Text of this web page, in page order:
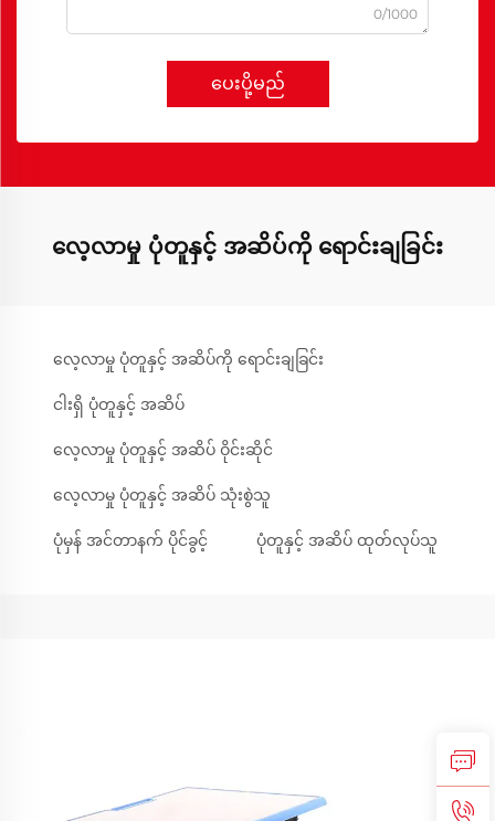
0/1000
ပေးပို့မည်
လေ့လာမှု ပုံတူနှင့် အဆိပ်ကို ရောင်းချခြင်း
လေ့လာမှု ပုံတူနှင့် အဆိပ်ကို ရောင်းချခြင်း
ငါးရှိ ပုံတူနှင့် အဆိပ်
လေ့လာမှု ပုံတူနှင့် အဆိပ် ဝိုင်းဆိုင်
လေ့လာမှု ပုံတူနှင့် အဆိပ် သုံးစွဲသူ
ပုံမှန် အင်တာနက် ပိုင်ခွင့် ပုံတူနှင့် အဆိပ် ထုတ်လုပ်သူ